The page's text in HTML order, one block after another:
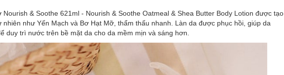
& Soothe 621ml - Nourish & Soothe Oatmeal & Shea Butter Body Lotion được tạo
như Yến Mạch và Bơ Hạt Mỡ, thẩm thấu nhanh. Làn da được phục hồi, giúp da
duy trì nước trên bề mặt da cho da mềm mịn và sáng hơn.